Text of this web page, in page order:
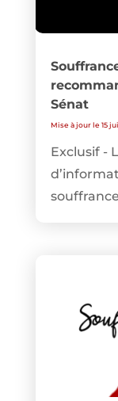
Sénat
Mise à jour le 15
Exclusif -